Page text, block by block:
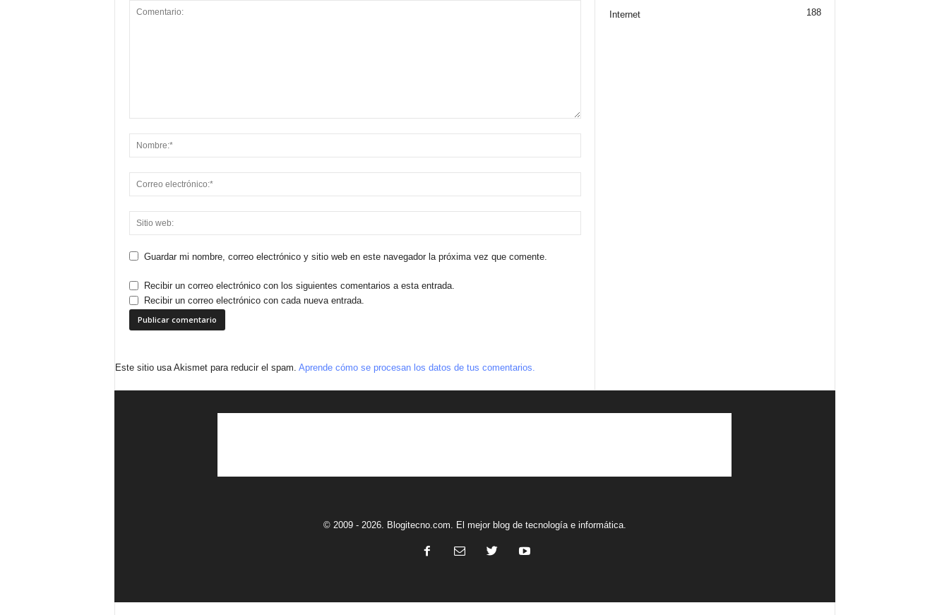
Guardar mi nombre, correo electrónico y sitio web en este navegador la próxima vez que comente.
Recibir un correo electrónico con los siguientes comentarios a esta entrada.
Recibir un correo electrónico con cada nueva entrada.
Este sitio usa Akismet para reducir el spam. Aprende cómo se procesan los datos de tus comentarios.
Internet 188
© 2009 - 2026. Blogitecno.com. El mejor blog de tecnología e informática.